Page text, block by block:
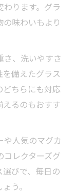
ります。グラ
味わいもより
さ、洗いやすさ
備えたグラス
ちらにも対応
るのもおすす
人気のマグカ
コレクターズグ
びで、毎日の
う。